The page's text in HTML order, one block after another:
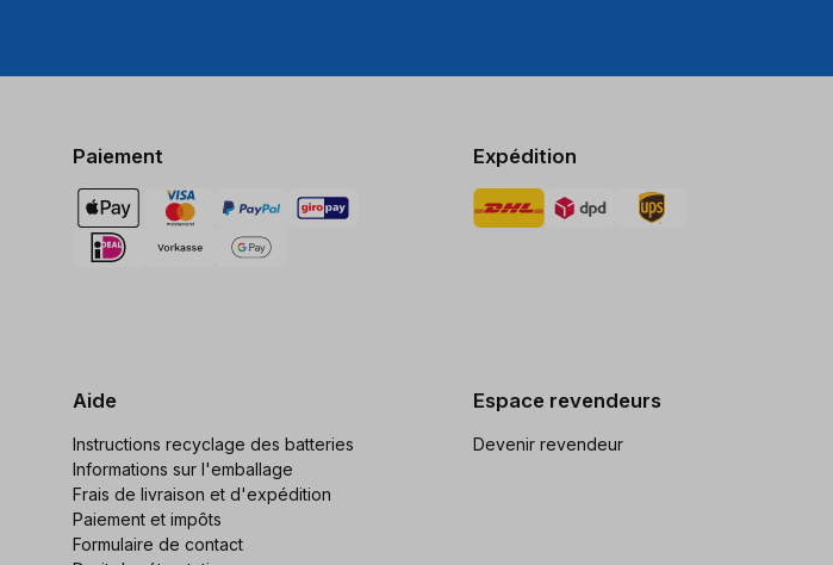
Paiement Expédition
Aide
Instructions recyclage des batteries
Informations sur l'emballage
Frais de livraison et d'expédition
Paiement et impôts
Formulaire de contact
Espace revendeurs
Devenir revendeur